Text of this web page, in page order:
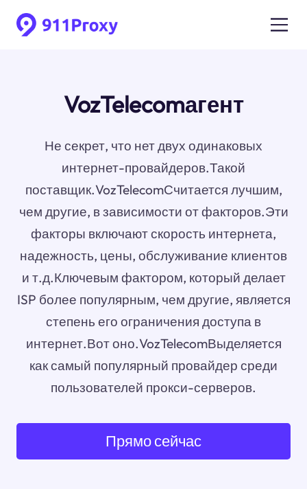
VozTelecomагент
Не секрет, что нет двух одинаковых
интернет-провайдеров.Такой
поставщик.VozTelecomСчитается лучшим,
чем другие, в зависимости от факторов.Эти
факторы включают скорость интернета,
надежность, цены, обслуживание клиентов
и т.д.Ключевым фактором, который делает
ISP более популярным, чем другие, является
степень его ограничения доступа в
интернет.Вот оно.VozTelecomВыделяется
как самый популярный провайдер среди
пользователей прокси-серверов.
Прямо сейчас